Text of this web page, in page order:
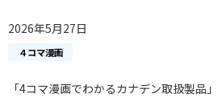
2026年5月27日
４コマ漫画
「4コマ漫画でわかるカナデン取扱製品」